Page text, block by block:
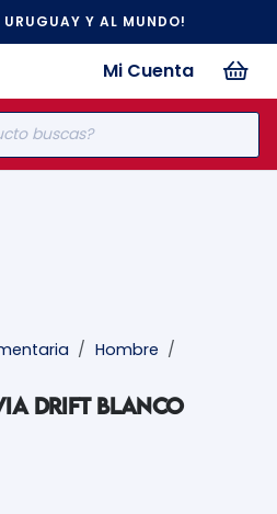
Y AL MUNDO!
Mi Cuenta
/ Hombre /
DRIFT BLANCO